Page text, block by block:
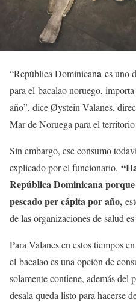
“República Dominicana es uno
para el bacalao noruego,
año”, dice Øystein Valanes,
Mar de Noruega para el
Sin embargo, ese consumo
explicado por el funcionario.
República Dominicana
pescado per cápita por año,
de las organizaciones de salud
Para Valanes en estos tiempos
el bacalao es una opción de
solamente contiene, además del
desala queda listo para hacerse